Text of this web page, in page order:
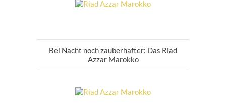
Bei Nacht noch zauberhafter: Das Riad
Azzar Marokko